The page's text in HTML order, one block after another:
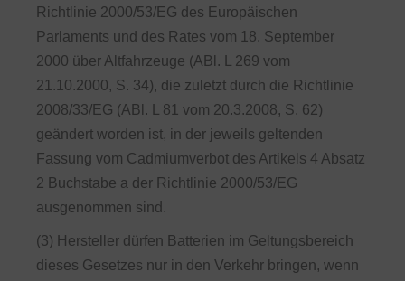
Richtlinie 2000/53/EG des Europäischen
Parlaments und des Rates vom 18. September
2000 über Altfahrzeuge (ABl. L 269 vom
21.10.2000, S. 34), die zuletzt durch die Richtlinie
2008/33/EG (ABl. L 81 vom 20.3.2008, S. 62)
geändert worden ist, in der jeweils geltenden
Fassung vom Cadmiumverbot des Artikels 4 Absatz
2 Buchstabe a der Richtlinie 2000/53/EG
ausgenommen sind.
(3) Hersteller dürfen Batterien im Geltungsbereich
dieses Gesetzes nur in den Verkehr bringen, wenn